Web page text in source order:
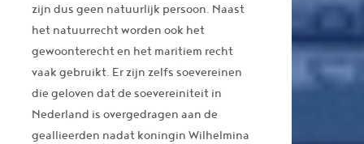
zijn dus geen natuurlijk persoon. Naast
het natuurrecht worden ook het
gewoonterecht en het maritiem recht
vaak gebruikt. Er zijn zelfs soevereinen
die geloven dat de soevereiniteit in
Nederland is overgedragen aan de
geallieerden nadat koningin Wilhelmina